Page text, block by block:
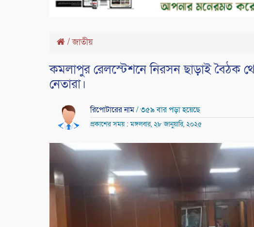
/জাতীয়
কমলাপুর রেলস্টেশনে নিরসন ছাড়াই বৈঠক
নেতারা।
রিপোটারের নাম/ ৩৫৯ বার পড়া হয়েছে
প্রকাশের সময় : মঙ্গলবার, ২৮ জানুয়ারি, ২০২৫